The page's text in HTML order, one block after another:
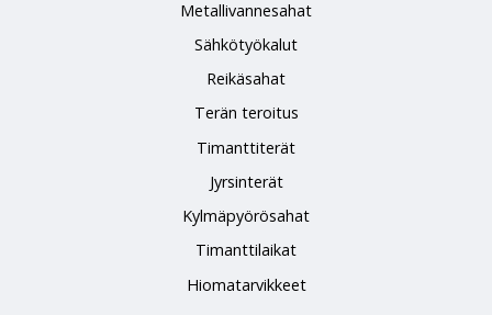
Metallivannesahat
Sähkötyökalut
Reikäsahat
Terän teroitus
Timanttiterät
Jyrsinterät
Kylmäpyörösahat
Timanttilaikat
Hiomatarvikkeet